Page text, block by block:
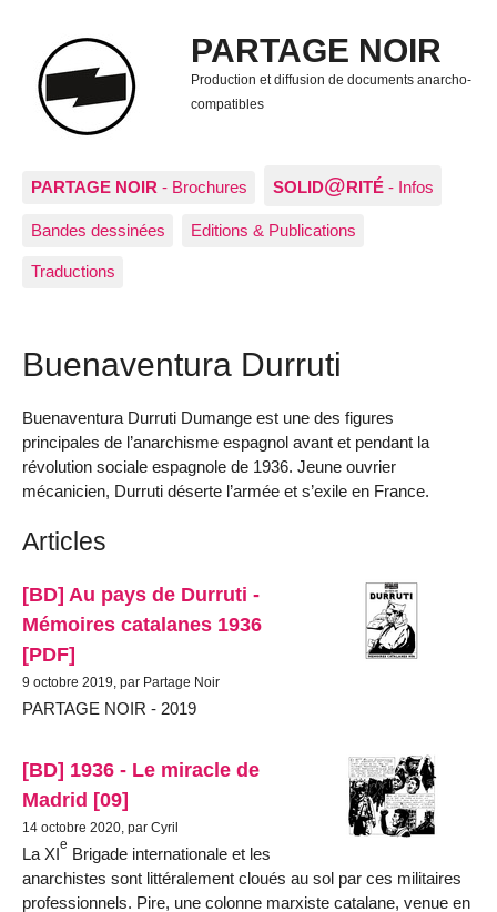
PARTAGE NOIR
Production et diffusion de documents anarcho-
compatibles
PARTAGE NOIR - Brochures SOLID@RITÉ - Infos
Bandes dessinées Editions & Publications
Traductions
Buenaventura Durruti
Buenaventura Durruti Dumange est une des figures
principales de l’anarchisme espagnol avant et pendant la
révolution sociale espagnole de 1936. Jeune ouvrier
mécanicien, Durruti déserte l’armée et s’exile en France.
Articles
[BD] Au pays de Durruti -
Mémoires catalanes 1936
[PDF]
9 octobre 2019, par Partage Noir
PARTAGE NOIR - 2019
[BD] 1936 - Le miracle de
Madrid [09]
14 octobre 2020, par Cyril
La XIe Brigade internationale et les
anarchistes sont littéralement cloués au sol par ces militaires
professionnels. Pire, une colonne marxiste catalane, venue en